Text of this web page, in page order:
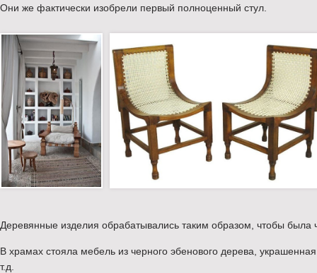
Они же фактически изобрели первый полноценный стул.
Деревянные изделия обрабатывались таким образом, чтобы была
В храмах стояла мебель из черного эбенового дерева,
т.д.